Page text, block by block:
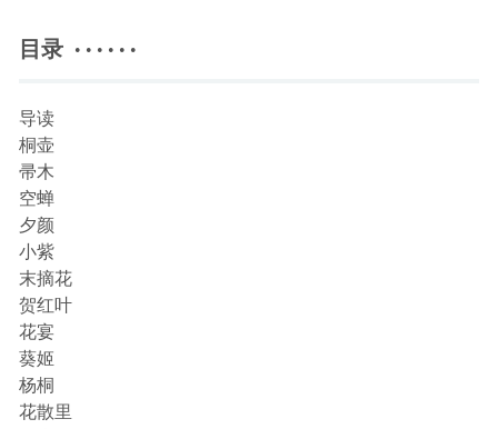
目录 · · · · · ·
导读
桐壶
帚木
空蝉
夕颜
小紫
末摘花
贺红叶
花宴
葵姬
杨桐
花散里